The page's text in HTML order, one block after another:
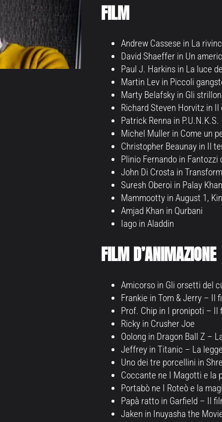
FILM
Andrew Cassese in La
David Shaeffer in Un
Paul J. Harkins in La luce
Martin Lev in Piccoli
Marty Belafsky in Gli
Richard Steven Horvitz in
Patrick Renna in P.U.N.K.S.
Michel Muller in Come un
Christopher Beaunay in Il
Plinio Fernando in
John Di Crosta in
Suresh Oberoi in Palay Khan
Mammootty in August 1,
Amjad Khan in Qurbani
Iago in Aladdin
FILM D’ANIMAZIONE
Amicorso in Gli orsetti del
Frankie in Tom & Jerry – Il
Prof. Chip in I pronipoti – Il
Ricky in Crusher Joe
Oolong in Dragon Ball Z –
Jeffrey in Titanic – La
Uno dei tre porcellini in
Coccante ne I Magotti e la
Portabò ne I Roteò e la
Papà ratto in Garfield – Il
Jaken in Inuyasha the